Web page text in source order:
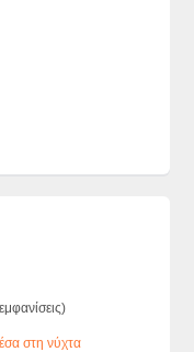
στη νύχτα